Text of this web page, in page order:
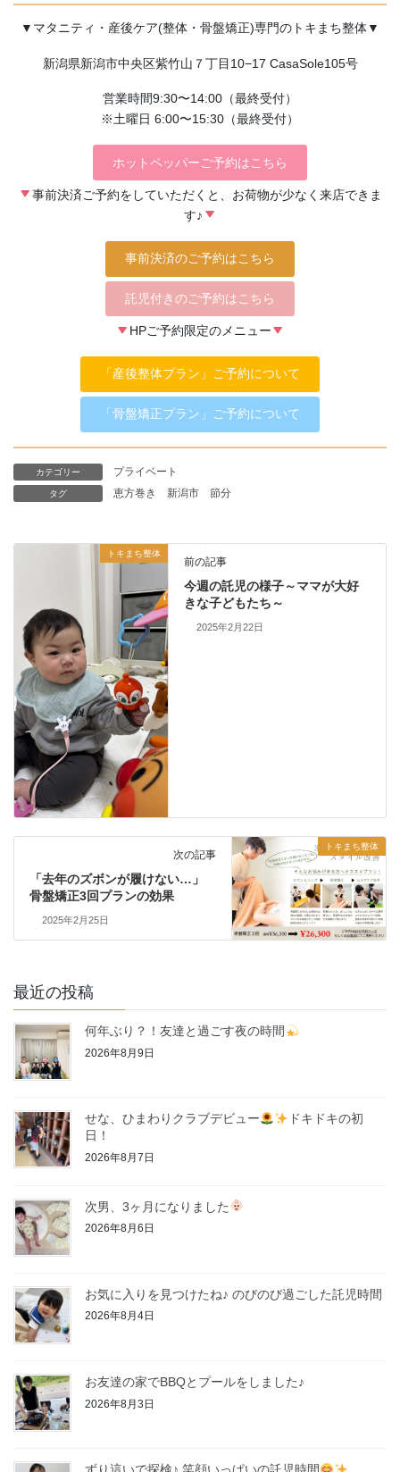
▼マタニティ・産後ケア(整体・骨盤矯正)専門のトキまち整体▼
新潟県新潟市中央区紫竹山７丁目10−17 CasaSole105号
営業時間9:30〜14:00（最終受付）
※土曜日 6:00〜15:30（最終受付）
ホットペッパーご予約はこちら
事前決済ご予約をしていただくと、お荷物が少なく来店できま
す♪
事前決済のご予約はこちら
託児付きのご予約はこちら
HPご予約限定のメニュー
「産後整体プラン」ご予約について
「骨盤矯正プラン」ご予約について
カテゴリー プライベート
タグ 恵方巻き 新潟市 節分
トキまち整体
前の記事
今週の託児の様子～ママが大好
きな子どもたち～
2025年2月22日
トキまち整体
次の記事
「去年のズボンが履けない…」
骨盤矯正3回プランの効果
2025年2月25日
最近の投稿
何年ぶり？！友達と過ごす夜の時間
2026年8月9日
せな、ひまわりクラブデビュー
ドキドキの初
日！
2026年8月7日
次男、3ヶ月になりました
2026年8月6日
お気に入りを見つけたね♪ のびのび過ごした託児時間
2026年8月4日
お友達の家でBBQとプールをしました♪
2026年8月3日